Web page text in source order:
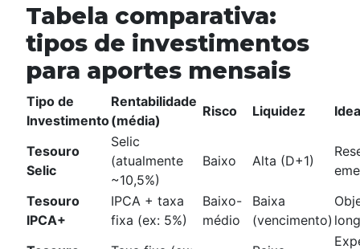
Tabela comparativa:
tipos de investimentos
para aportes mensais
Tipo de
Investimento
Rentabilidade
(média)
Risco Liquidez
Tesouro
Selic
Selic
(atualmente
~10,5%)
Baixo Alta (D+1)
Tesouro
IPCA+
IPCA + taxa
fixa (ex: 5%)
Baixo-
médio
Baixa
(vencimento)